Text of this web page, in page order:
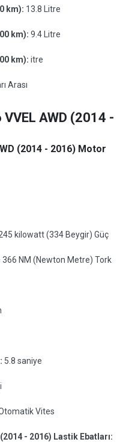
km): 13.8 Litre
km): 9.4 Litre
km): itre
Arası
AWD (2014 -
(2014 - 2016) Motor
kilowatt (334 Beygir) Güç
366 NM (Newton Metre) Tork
5.8 saniye
Vites
(2014 - 2016) Lastik Ebatları: